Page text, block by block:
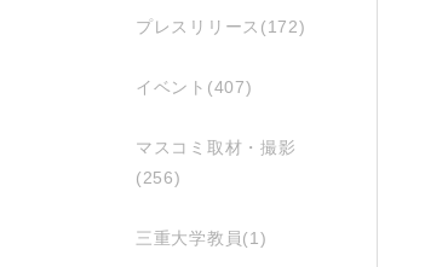
プレスリリース(172)
イベント(407)
マスコミ取材・撮影
(256)
三重大学教員(1)